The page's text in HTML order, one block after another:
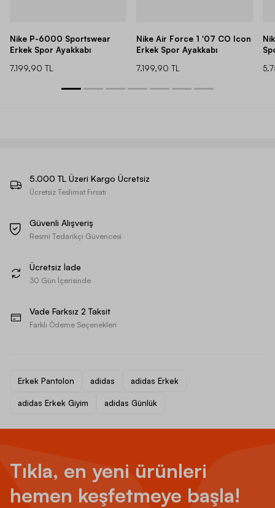
Nike P-6000 Sportswear
Erkek Spor Ayakkabı
7.199,90 TL
Nike Air Force 1 '07 CO Icon
Erkek Spor Ayakkabı
7.199,90 TL
5.000 TL Üzeri Kargo Ücretsiz
Ücretsiz Teslimat Fırsatı
Güvenli Alışveriş
Resmi Tedarikçi Güvencesi
Ücretsiz İade
30 Gün İçerisinde
Vade Farksız 2 Taksit
Farklı Ödeme Seçenekleri
Erkek Pantolon adidas adidas Erkek
adidas Erkek Giyim adidas Günlük
Tıkla, en yeni ürünleri
hemen keşfetmeye başla!